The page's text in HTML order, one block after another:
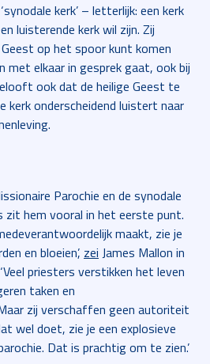
kerk’ – letterlijk: een kerk
luisterende kerk wil zijn. Zij
op het spoor kunt komen
met elkaar in gesprek gaat, ook bij
ook dat de heilige Geest te
kerk onderscheidend luistert naar
Parochie en de synodale
zit hem vooral in het eerste punt.
maakt, zie je
en bloeien’, zei James Mallon in
priesters verstikken het leven
taken en
zij verschaffen geen autoriteit
wel doet, zie je een explosieve
Dat is prachtig om te zien.’